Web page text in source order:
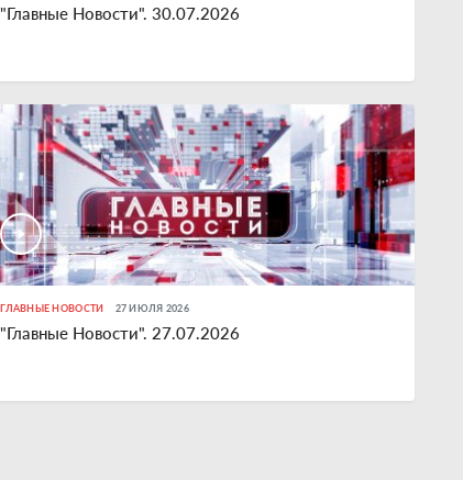
"Главные Новости". 30.07.2026
ГЛАВНЫЕ НОВОСТИ 27 ИЮЛЯ 2026
"Главные Новости". 27.07.2026